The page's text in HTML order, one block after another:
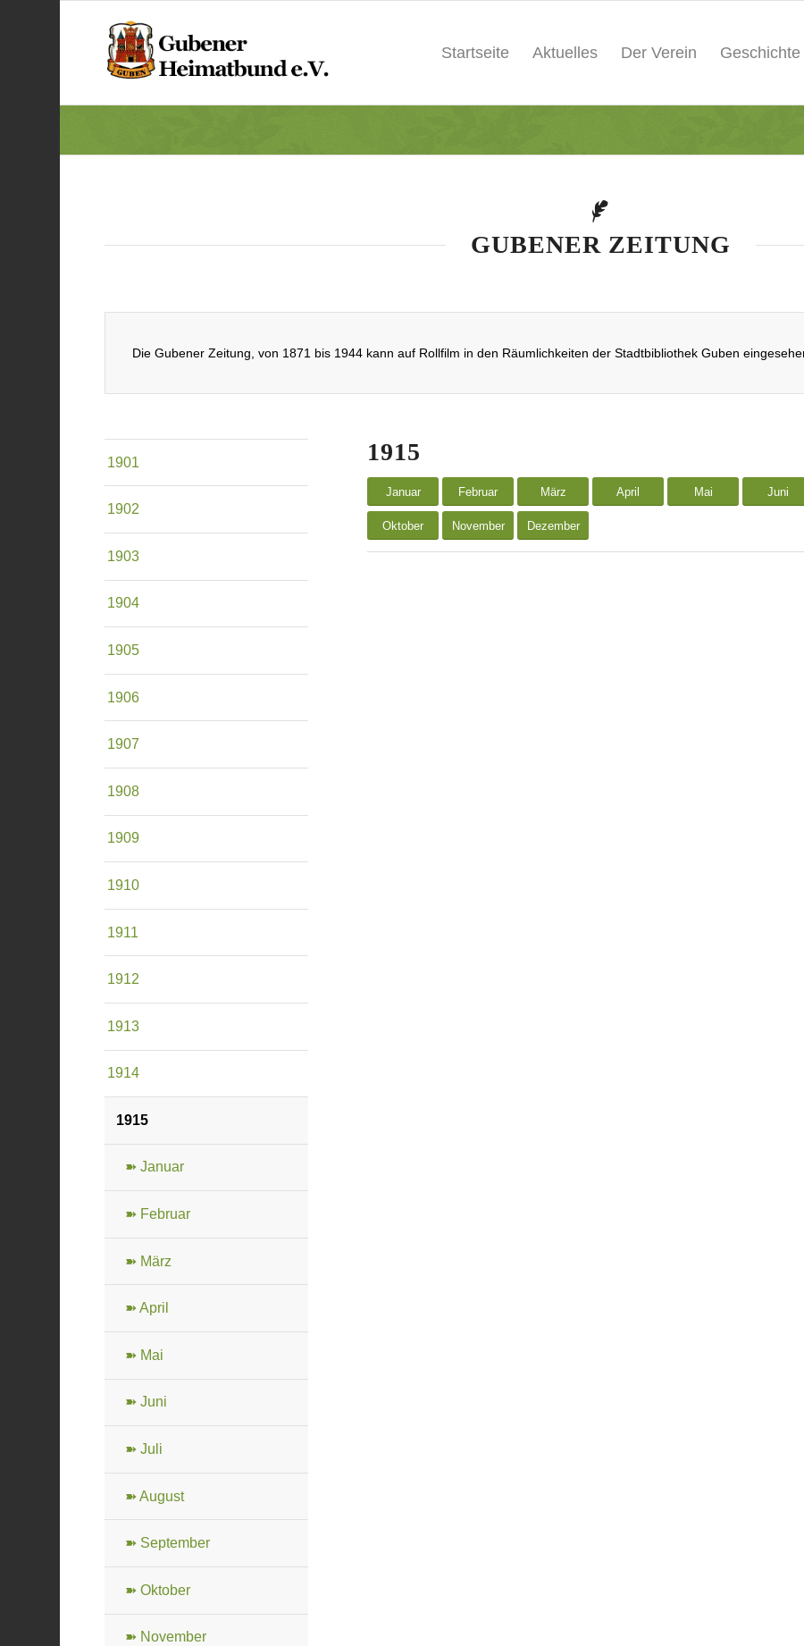
Startseite Aktuelles Der Verein Geschichte
GUBENER ZEITUNG
Die Gubener Zeitung, von 1871 bis 1944 kann auf Rollfilm in den Räumlichkeiten der Stadtbibliothek Guben
1901
1902
1903
1904
1905
1906
1907
1908
1909
1910
1911
1912
1913
1914
1915
➽ Januar
➽ Februar
➽ März
➽ April
➽ Mai
➽ Juni
➽ Juli
➽ August
➽ September
➽ Oktober
➽ November
1915
Januar Februar März April Mai Juni
Oktober November Dezember